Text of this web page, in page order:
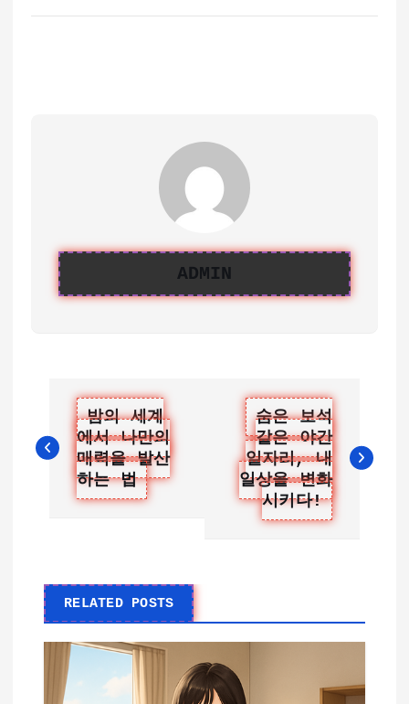
ADMIN
글
탐
색
밤의 세계
에서 나만의
매력을 발산
하는 법
숨은 보석
같은 야간
일자리, 내
일상을 변화
시키다!
RELATED POSTS